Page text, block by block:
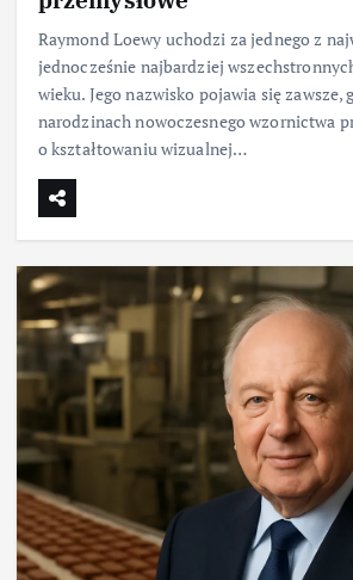
Raymond Loewy uchodzi za jednego z
jednocześnie najbardziej
wieku. Jego nazwisko pojawia się zawsze,
narodzinach nowoczesnego wzornictwa
o kształtowaniu wizualnej…